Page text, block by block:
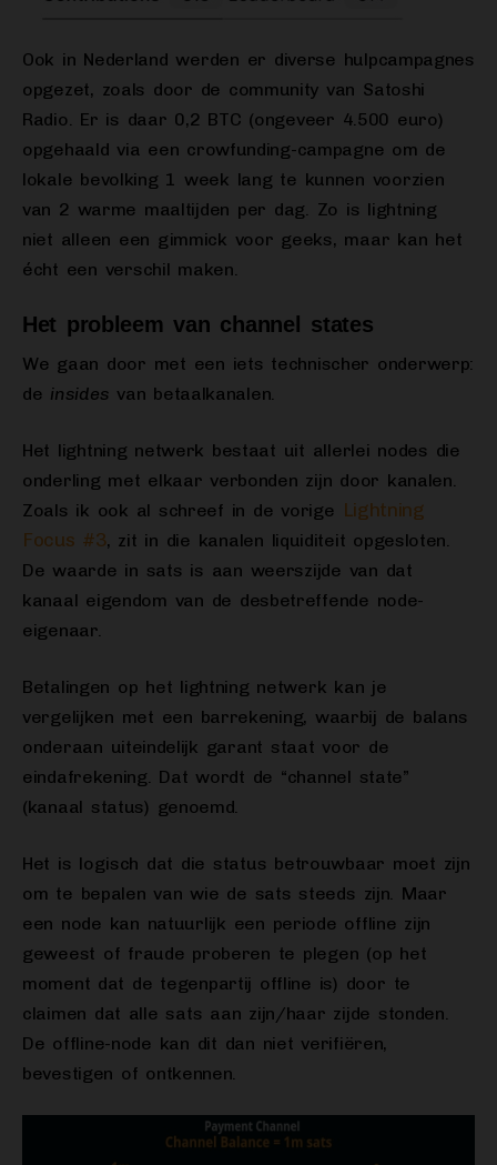
Ook in Nederland werden er diverse hulpcampagnes
opgezet, zoals door de community van Satoshi
Radio. Er is daar 0,2 BTC (ongeveer 4.500 euro)
opgehaald via een crowfunding-campagne om de
lokale bevolking 1 week lang te kunnen voorzien
van 2 warme maaltijden per dag. Zo is lightning
niet alleen een gimmick voor geeks, maar kan het
écht een verschil maken.
Het probleem van channel states
We gaan door met een iets technischer onderwerp:
de insides van betaalkanalen.
Het lightning netwerk bestaat uit allerlei nodes die
onderling met elkaar verbonden zijn door kanalen.
Zoals ik ook al schreef in de vorige Lightning
Focus #3, zit in die kanalen liquiditeit opgesloten.
De waarde in sats is aan weerszijde van dat
kanaal eigendom van de desbetreffende node-
eigenaar.
Betalingen op het lightning netwerk kan je
vergelijken met een barrekening, waarbij de balans
onderaan uiteindelijk garant staat voor de
eindafrekening. Dat wordt de “channel state”
(kanaal status) genoemd.
Het is logisch dat die status betrouwbaar moet zijn
om te bepalen van wie de sats steeds zijn. Maar
een node kan natuurlijk een periode offline zijn
geweest of fraude proberen te plegen (op het
moment dat de tegenpartij offline is) door te
claimen dat alle sats aan zijn/haar zijde stonden.
De offline-node kan dit dan niet verifiëren,
bevestigen of ontkennen.